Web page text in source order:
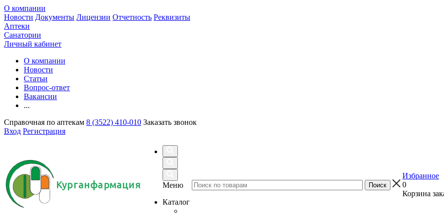
О компании
Новости Документы Лицензии Отчетность Реквизиты
Аптеки
Санатории
Личный кабинет
О компании
Новости
Статьи
Вопрос-ответ
Вакансии
...
Справочная по аптекам 8 (3522) 410-010 Заказать звонок
Вход Регистрация
Курганфармация
Меню
Каталог
Избранное
0
Корзина